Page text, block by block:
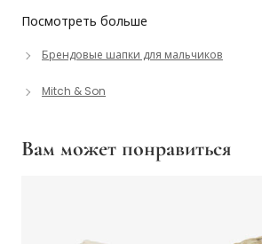
Посмотреть больше
Брендовые шапки для мальчиков
Mitch & Son
Вам может понравиться